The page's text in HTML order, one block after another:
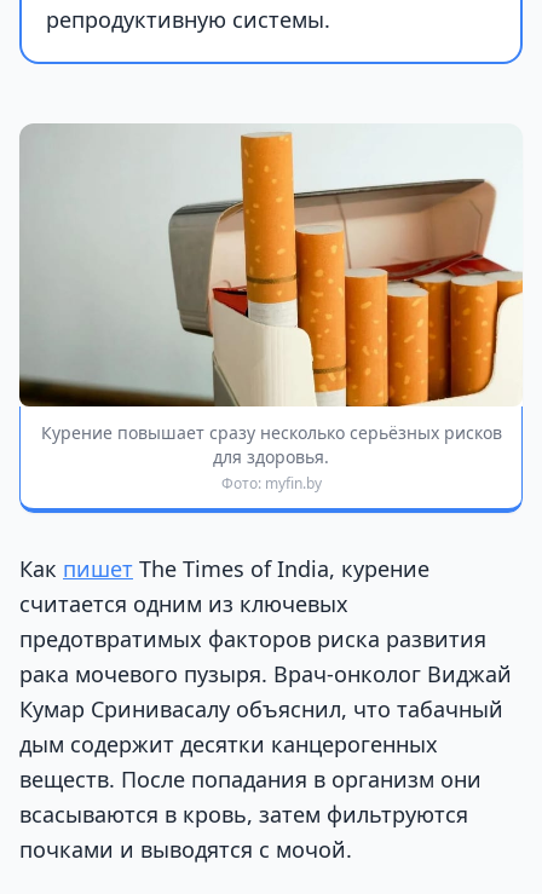
репродуктивную системы.
Курение повышает сразу несколько серьёзных рисков
для здоровья.
Фото: myfin.by
Как пишет The Times of India, курение
считается одним из ключевых
предотвратимых факторов риска развития
рака мочевого пузыря. Врач-онколог Виджай
Кумар Сринивасалу объяснил, что табачный
дым содержит десятки канцерогенных
веществ. После попадания в организм они
всасываются в кровь, затем фильтруются
почками и выводятся с мочой.